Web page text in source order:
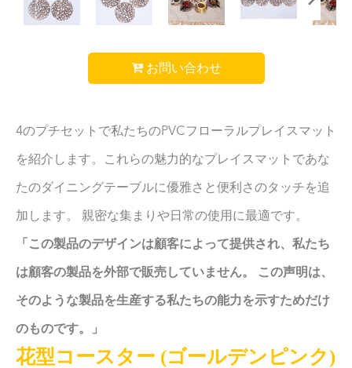
お問い合わせ
4のプチセットで私たちのPVCフローラルプレイスマット
を紹介します。これらの魅力的なプレイスマットであな
たのダイニングテーブルに優雅さと便利さのタッチを追
加します。 親密な集まりや日常の使用に最適です。
「この製品のデザインは顧客によって提供され、私たち
は顧客の製品を外部で販売していません。 この声明は、
そのような製品を生産する私たちの能力を示すためだけ
のものです。」
花型コースター (ゴールデンピンク)